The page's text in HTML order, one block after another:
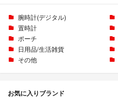
腕時計(デジタル)
置時計
ポーチ
日用品/生活雑貨
その他
お気に入りブランド